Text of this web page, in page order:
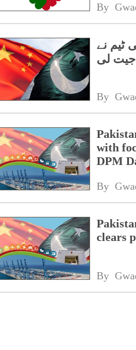
By
ٹیم نے
لی
By
with
DPM
By
clears
By